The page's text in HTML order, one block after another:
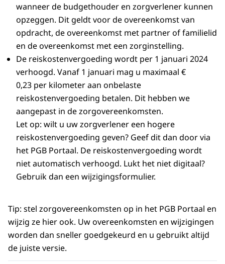
wanneer de budgethouder en zorgverlener kunnen
opzeggen. Dit geldt voor de overeenkomst van
opdracht, de overeenkomst met partner of familielid
en de overeenkomst met een zorginstelling.
De reiskostenvergoeding wordt per 1 januari 2024
verhoogd. Vanaf 1 januari mag u maximaal €
0,23 per kilometer aan onbelaste
reiskostenvergoeding betalen. Dit hebben we
aangepast in de zorgovereenkomsten.
Let op: wilt u uw zorgverlener een hogere
reiskostenvergoeding geven? Geef dit dan door via
het PGB Portaal. De reiskostenvergoeding wordt
niet automatisch verhoogd. Lukt het niet digitaal?
Gebruik dan een wijzigingsformulier.
Tip: stel zorgovereenkomsten op in het PGB Portaal en
wijzig ze hier ook. Uw overeenkomsten en wijzigingen
worden dan sneller goedgekeurd en u gebruikt altijd
de juiste versie.